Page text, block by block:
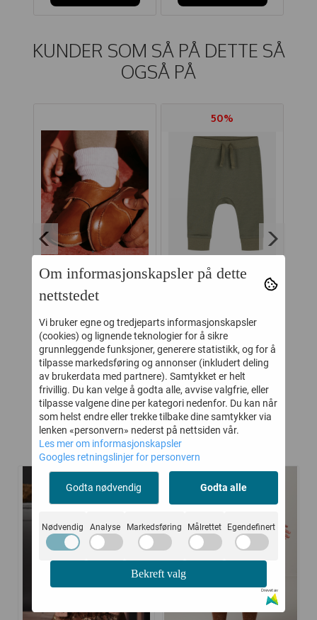
KUNDER SOM SÅ PÅ DETTE SÅ
OGSÅ PÅ
MELTON
BORRELÅS COGNAC
299,-
Kjøp
50%
HUST AND CLAIRE
GABY KHAKI
329,-
164,-
Kjøp
Relaterte produkter
Om informasjonskapsler på dette
nettstedet
Vi bruker egne og tredjeparts informasjonskapsler
(cookies) og lignende teknologier for å sikre
grunnleggende funksjoner, generere statistikk, og for å
tilpasse markedsføring og annonser (inkludert deling
av brukerdata med partnere). Samtykket er helt
frivillig. Du kan velge å godta alle, avvise valgfrie, eller
tilpasse valgene dine per kategori nedenfor. Du kan når
som helst endre eller trekke tilbake dine samtykker via
lenken «personvern» nederst på nettsiden vår.
Les mer om informasjonskapsler
Googles retningslinjer for personvern
Godta nødvendig Godta alle
Nødvendig Analyse Markedsføring Målrettet Egendefinert
Bekreft valg
Drevet av